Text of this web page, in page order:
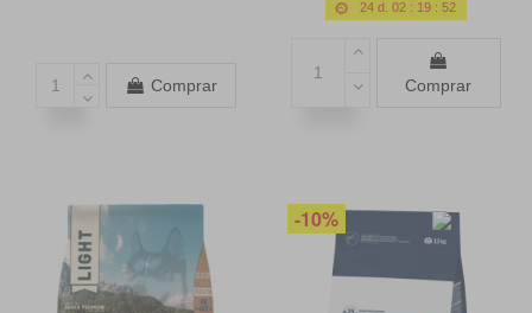
Comprar
24 d. 02 : 19 :50
Comprar
-10%